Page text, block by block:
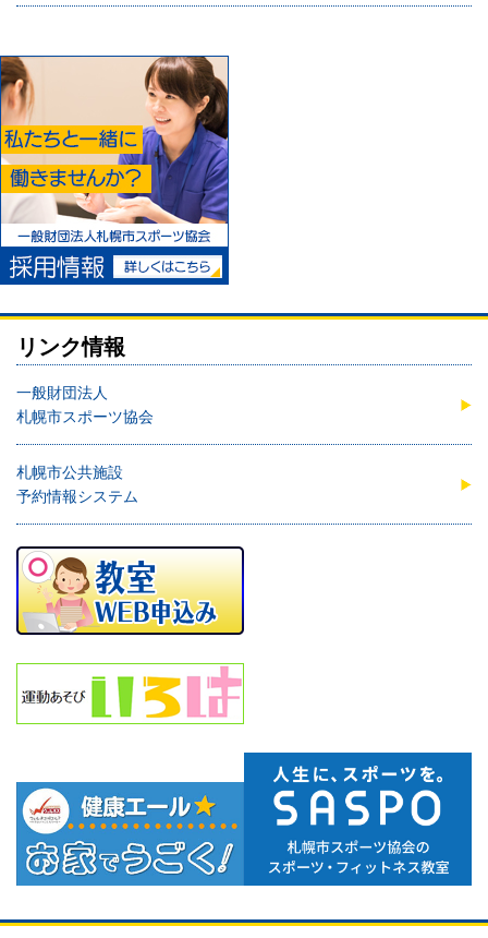
リンク情報
一般財団法人
札幌市スポーツ協会
札幌市公共施設
予約情報システム